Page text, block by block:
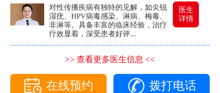
对性传播疾病有独特的见解，如尖锐
湿疣、HPV病毒感染、淋病、梅毒、
非淋等。具备丰富的临床经验，治疗
疗效显着，深受患者好评...
医生
详情
>> 查看更多医生信息 <<
在线预约 拨打电话